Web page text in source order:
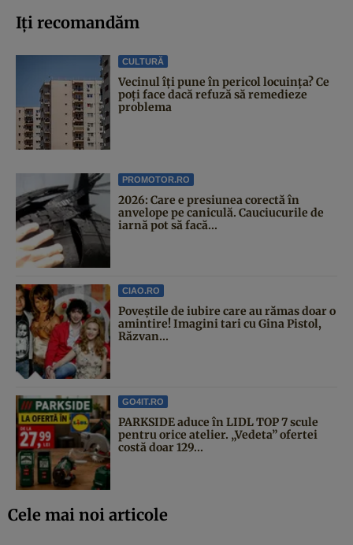
Iți recomandăm
CULTURĂ
Vecinul îți pune în pericol locuința? Ce
poți face dacă refuză să remedieze
problema
PROMOTOR.RO
2026: Care e presiunea corectă în
anvelope pe caniculă. Cauciucurile de
iarnă pot să facă...
CIAO.RO
Poveştile de iubire care au rămas doar o
amintire! Imagini tari cu Gina Pistol,
Răzvan...
GO4IT.RO
PARKSIDE aduce în LIDL TOP 7 scule
pentru orice atelier. „Vedeta” ofertei
costă doar 129...
Cele mai noi articole